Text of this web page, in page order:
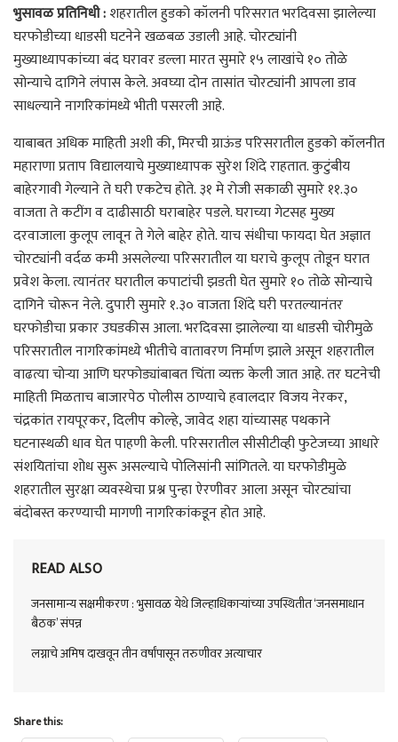
भुसावळ प्रतिनिधी :शहरातील हुडको कॉलनी परिसरात भरदिवसा झालेल्या
घरफोडीच्या धाडसी घटनेने खळबळ उडाली आहे. चोरट्यांनी
मुख्याध्यापकांच्या बंद घरावर डल्ला मारत सुमारे १५ लाखांचे १० तोळे
सोन्याचे दागिने लंपास केले. अवघ्या दोन तासांत चोरट्यांनी आपला डाव
साधल्याने नागरिकांमध्ये भीती पसरली आहे.
याबाबत अधिक माहिती अशी की, मिरची ग्राऊंड परिसरातील हुडको कॉलनीत
महाराणा प्रताप विद्यालयाचे मुख्याध्यापक सुरेश शिंदे राहतात. कुटुंबीय
बाहेरगावी गेल्याने ते घरी एकटेच होते. ३१ मे रोजी सकाळी सुमारे ११.३०
वाजता ते कटींग व दाढीसाठी घराबाहेर पडले. घराच्या गेटसह मुख्य
दरवाजाला कुलूप लावून ते गेले बाहेर होते. याच संधीचा फायदा घेत अज्ञात
चोरट्यांनी वर्दळ कमी असलेल्या परिसरातील या घराचे कुलूप तोडून घरात
प्रवेश केला. त्यानंतर घरातील कपाटांची झडती घेत सुमारे १० तोळे सोन्याचे
दागिने चोरून नेले. दुपारी सुमारे १.३० वाजता शिंदे घरी परतल्यानंतर
घरफोडीचा प्रकार उघडकीस आला. भरदिवसा झालेल्या या धाडसी चोरीमुळे
परिसरातील नागरिकांमध्ये भीतीचे वातावरण निर्माण झाले असून शहरातील
वाढत्या चोऱ्या आणि घरफोड्यांबाबत चिंता व्यक्त केली जात आहे. तर घटनेची
माहिती मिळताच बाजारपेठ पोलीस ठाण्याचे हवालदार विजय नेरकर,
चंद्रकांत रायपूरकर, दिलीप कोल्हे, जावेद शहा यांच्यासह पथकाने
घटनास्थळी धाव घेत पाहणी केली. परिसरातील सीसीटीव्ही फुटेजच्या आधारे
संशयितांचा शोध सुरू असल्याचे पोलिसांनी सांगितले. या घरफोडीमुळे
शहरातील सुरक्षा व्यवस्थेचा प्रश्न पुन्हा ऐरणीवर आला असून चोरट्यांचा
बंदोबस्त करण्याची मागणी नागरिकांकडून होत आहे.
READ ALSO
जनसामान्य सक्षमीकरण : भुसावळ येथे जिल्हाधिकाऱ्यांच्या उपस्थितीत ‘जनसमाधान
बैठक’ संपन्न
लग्नाचे अमिष दाखवून तीन वर्षांपासून तरुणीवर अत्याचार
Share this: